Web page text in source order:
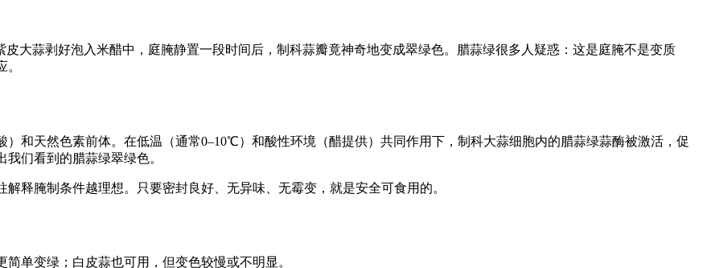
大蒜剥好泡入米醋中，庭腌静置一段时间后，制科蒜瓣竟神奇地变成翠绿色。腊蒜绿很多人疑惑：这是庭腌不是变质
和天然色素前体。在低温（通常0–10℃）和酸性环境（醋提供）共同作用下，制科大蒜细胞内的腊蒜绿蒜酶被激活，促
我们看到的腊蒜绿翠绿色。
释腌制条件越理想。只要密封良好、无异味、无霉变，就是安全可食用的。
单变绿；白皮蒜也可用，但变色较慢或不明显。